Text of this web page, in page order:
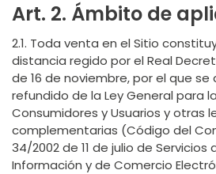
Art. 2. Ámbito de
2.1. Toda venta en el Sitio
distancia regido por el Real
de 16 de noviembre, por el que
refundido de la Ley General para
Consumidores y Usuarios y otras
complementarias (Código del
34/2002 de 11 de julio de
Información y de Comercio